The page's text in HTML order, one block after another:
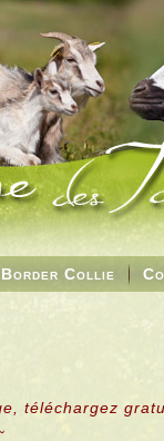
Border Collie
téléchargez